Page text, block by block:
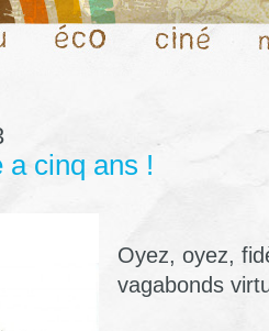
a cinq ans !
Oyez, oyez,
vagabonds